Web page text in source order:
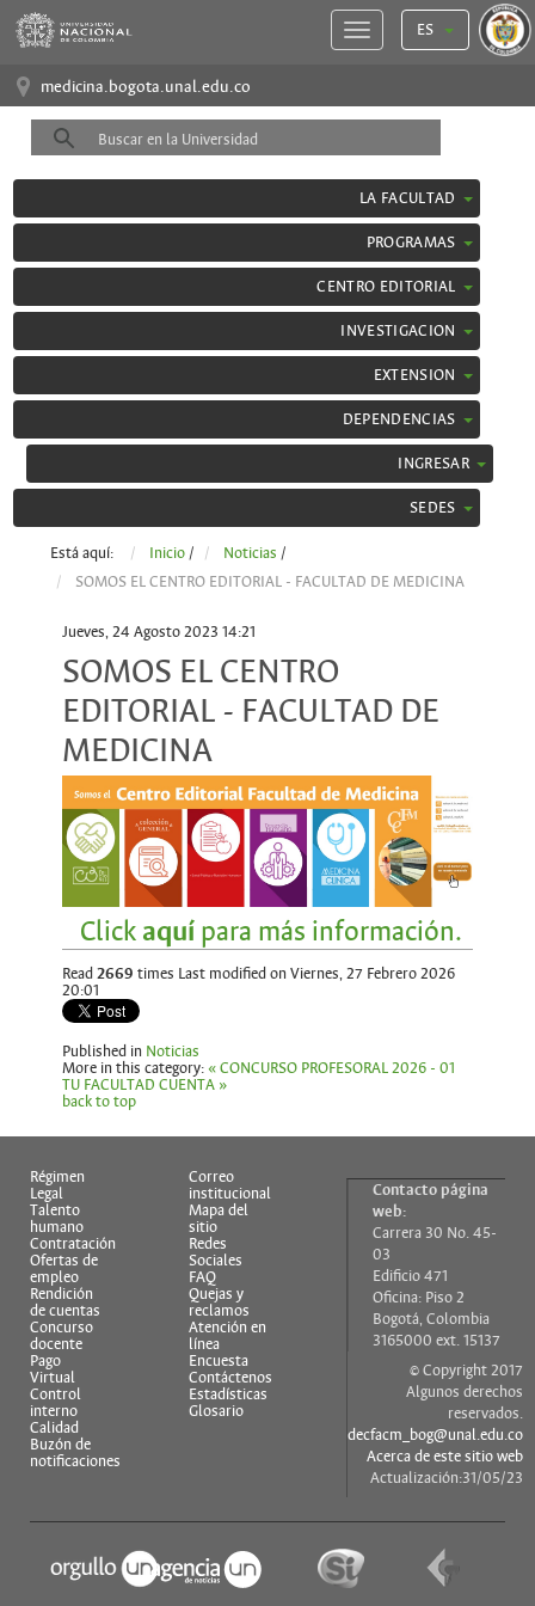
ES
medicina.bogota.unal.edu.co
LA FACULTAD
PROGRAMAS
CENTRO EDITORIAL
INVESTIGACION
EXTENSION
DEPENDENCIAS
INGRESAR
SEDES
Está aquí: Inicio / Noticias /
SOMOS EL CENTRO EDITORIAL - FACULTAD DE MEDICINA
Jueves, 24 Agosto 2023 14:21
SOMOS EL CENTRO
EDITORIAL - FACULTAD DE
MEDICINA
Click aquípara más información.
Read 2669 times Last modified on Viernes, 27 Febrero 2026
20:01
Published in Noticias
More in this category:« CONCURSO PROFESORAL 2026 - 01
TU FACULTAD CUENTA »
back to top
Régimen
Legal
Talento
humano
Contratación
Ofertas de
empleo
Rendición
de cuentas
Concurso
docente
Pago
Virtual
Control
interno
Calidad
Buzón de
notificaciones
Correo
institucional
Mapa del
sitio
Redes
Sociales
FAQ
Quejas y
reclamos
Atención en
línea
Encuesta
Contáctenos
Estadísticas
Glosario
Contacto página
web:
Carrera 30 No. 45-
03
Edificio 471
Oficina: Piso 2
Bogotá, Colombia
3165000 ext. 15137
© Copyright 2017
Algunos derechos
reservados.
decfacm_bog@unal.edu.co
Acerca de este sitio web
Actualización:31/05/23